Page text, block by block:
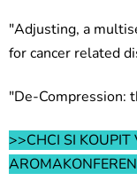
"Adjusting, a
for cancer related
"De-Compression:
>>CHCI SI